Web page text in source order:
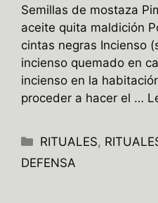
Semillas de mostaza
aceite quita maldición
cintas negras Incienso
incienso quemado en
incienso en la
proceder a hacer el …
Categorías
RITUALES,
DEFENSA